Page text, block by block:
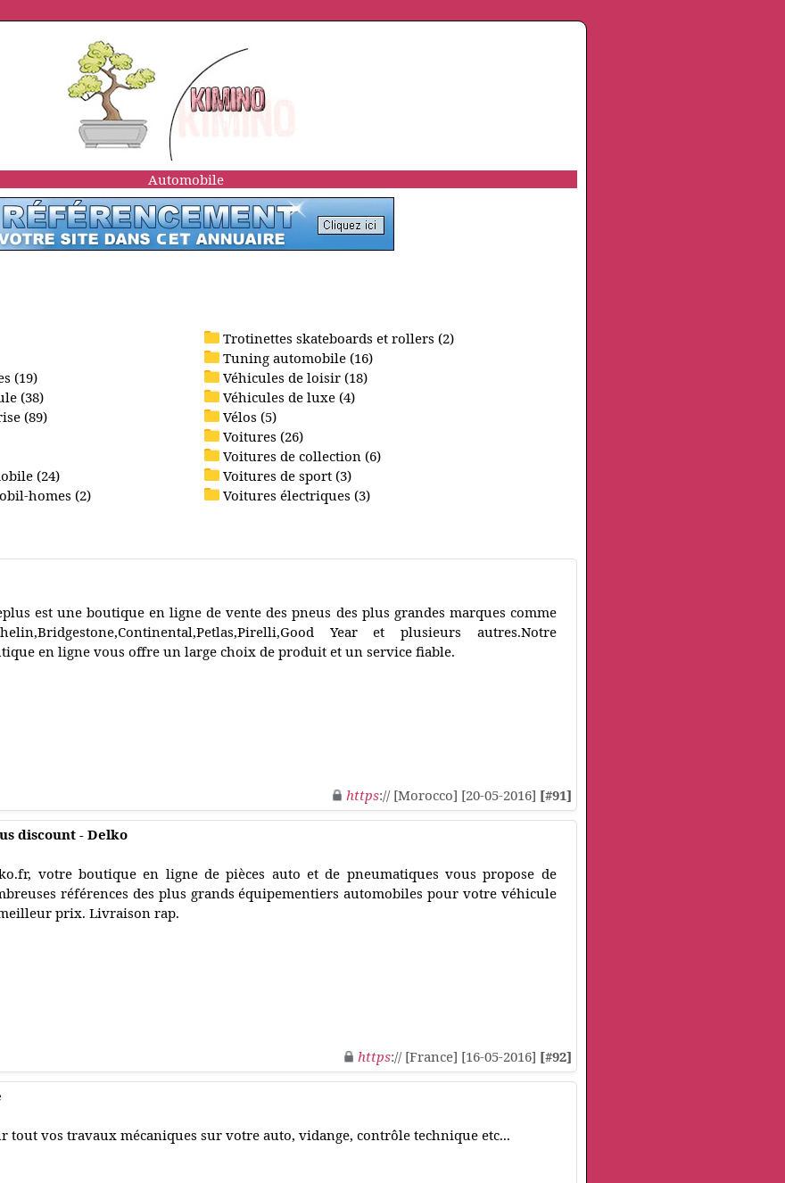
Automobile
(19)
(38)
(89)
(24)
homes (2)
Trotinettes skateboards et rollers (2)
Tuning automobile (16)
Véhicules de loisir (18)
Véhicules de luxe (4)
Vélos (5)
Voitures (26)
Voitures de collection (6)
Voitures de sport (3)
Voitures électriques (3)
est une boutique en ligne de vente des pneus des plus grandes marques comme
Year et plusieurs autres.Notre
en ligne vous offre un large choix de produit et un service fiable.
https:// [Morocco] [20-05-2016] [#91]
discount - Delko
votre boutique en ligne de pièces auto et de pneumatiques vous propose de
références des plus grands équipementiers automobiles pour votre véhicule
prix. Livraison rap.
https:// [France] [16-05-2016] [#92]
tout vos travaux mécaniques sur votre auto, vidange, contrôle technique etc...